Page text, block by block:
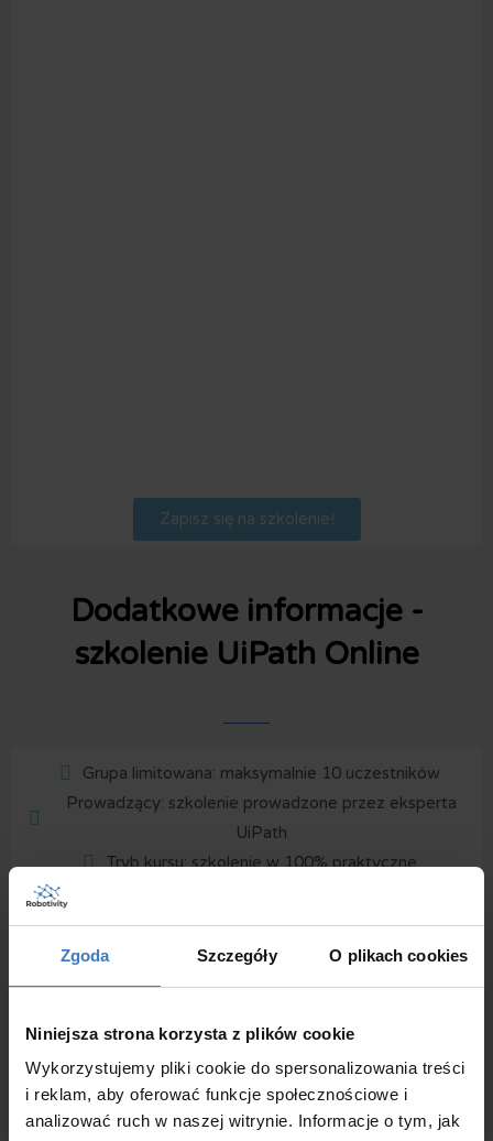
Zgoda Szczegóły O plikach cookies
Niniejsza strona korzysta z plików cookie
Wykorzystujemy pliki cookie do spersonalizowania treści
i reklam, aby oferować funkcje społecznościowe i
analizować ruch w naszej witrynie. Informacje o tym, jak
Zapisz się na szkolenie!
Dodatkowe informacje -
szkolenie UiPath Online
Grupa limitowana: maksymalnie 10 uczestników
Prowadzący: szkolenie prowadzone przez eksperta
UiPath
Tryb kursu: szkolenie w 100% praktyczne
Minimalne wymagania sprzętowe: system Windows,
procesor Intel i3, 4GB pamięci RAM
Certyfikat po ukończeniu szkolenia
Zapisz się na szkolenie!